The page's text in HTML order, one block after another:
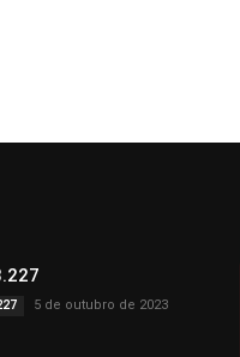
5 de outubro de 2023